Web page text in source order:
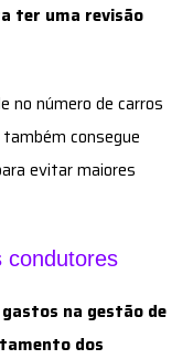
ter uma revisão
no número de carros
consegue
evitar maiores
condutores
na gestão de
dos